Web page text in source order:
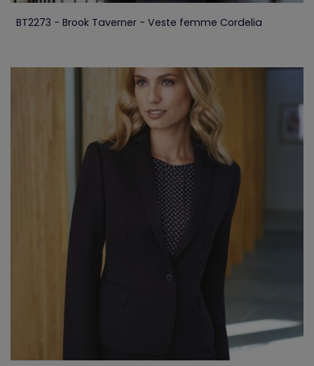
BT2273 - Brook Taverner - Veste femme Cordelia